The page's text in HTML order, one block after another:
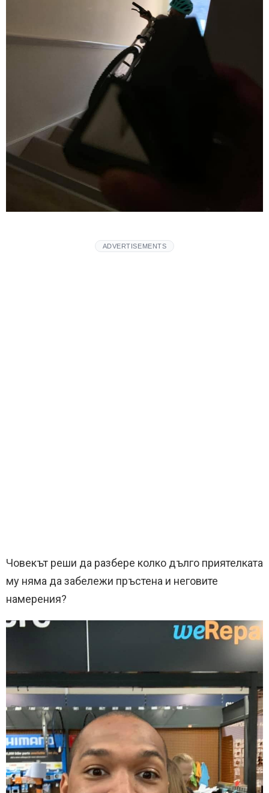
ADVERTISEMENTS
Човекът реши да разбере колко дълго приятелката
му няма да забележи пръстена и неговите
намерения?